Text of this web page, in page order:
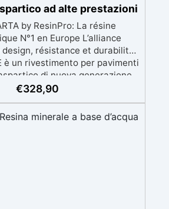
ad alte prestazioni
by ResinPro: La résine
N°1 en Europe L’alliance
résistance et durabilité
è un rivestimento per pavimenti
di nuova generazione,
gli ambienti più esigenti.
quarzo colorato ad alta
poliaspartica premium per
€328,90